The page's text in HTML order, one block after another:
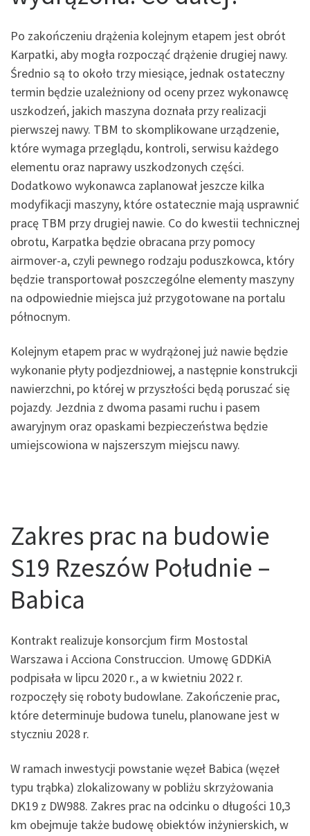
Po zakończeniu drążenia kolejnym etapem jest obrót
Karpatki, aby mogła rozpocząć drążenie drugiej nawy.
Średnio są to około trzy miesiące, jednak ostateczny
termin będzie uzależniony od oceny przez wykonawcę
uszkodzeń, jakich maszyna doznała przy realizacji
pierwszej nawy. TBM to skomplikowane urządzenie,
które wymaga przeglądu, kontroli, serwisu każdego
elementu oraz naprawy uszkodzonych części.
Dodatkowo wykonawca zaplanował jeszcze kilka
modyfikacji maszyny, które ostatecznie mają usprawnić
pracę TBM przy drugiej nawie. Co do kwestii technicznej
obrotu, Karpatka będzie obracana przy pomocy
airmover-a, czyli pewnego rodzaju poduszkowca, który
będzie transportował poszczególne elementy maszyny
na odpowiednie miejsca już przygotowane na portalu
północnym.
Kolejnym etapem prac w wydrążonej już nawie będzie
wykonanie płyty podjezdniowej, a następnie konstrukcji
nawierzchni, po której w przyszłości będą poruszać się
pojazdy. Jezdnia z dwoma pasami ruchu i pasem
awaryjnym oraz opaskami bezpieczeństwa będzie
umiejscowiona w najszerszym miejscu nawy.
Zakres prac na budowie
S19 Rzeszów Południe –
Babica
Kontrakt realizuje konsorcjum firm Mostostal
Warszawa i Acciona Construccion. Umowę GDDKiA
podpisała w lipcu 2020 r., a w kwietniu 2022 r.
rozpoczęły się roboty budowlane. Zakończenie prac,
które determinuje budowa tunelu, planowane jest w
styczniu 2028 r.
W ramach inwestycji powstanie węzeł Babica (węzeł
typu trąbka) zlokalizowany w pobliżu skrzyżowania
DK19 z DW988. Zakres prac na odcinku o długości 10,3
km obejmuje także budowę obiektów inżynierskich, w